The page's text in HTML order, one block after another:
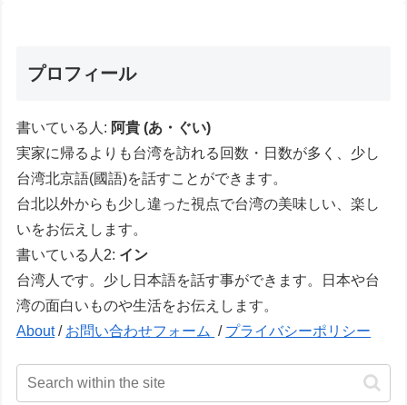
プロフィール
書いている人: 阿貴 (あ・ぐい)
実家に帰るよりも台湾を訪れる回数・日数が多く、少し
台湾北京語(國語)を話すことができます。
台北以外からも少し違った視点で台湾の美味しい、楽し
いをお伝えします。
書いている人2: イン
台湾人です。少し日本語を話す事ができます。日本や台
湾の面白いものや生活をお伝えします。
About/ お問い合わせフォーム / プライバシーポリシー